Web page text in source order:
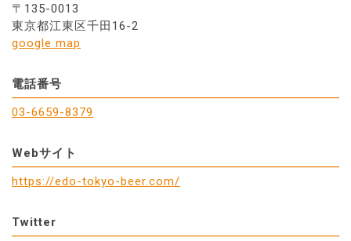
〒135-0013
東京都江東区千田16-2
google map
電話番号
03-6659-8379
Webサイト
https://edo-tokyo-beer.com/
Twitter